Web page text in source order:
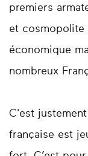
premiers
et cosmopolite
économique
nombreux
C'est
française est